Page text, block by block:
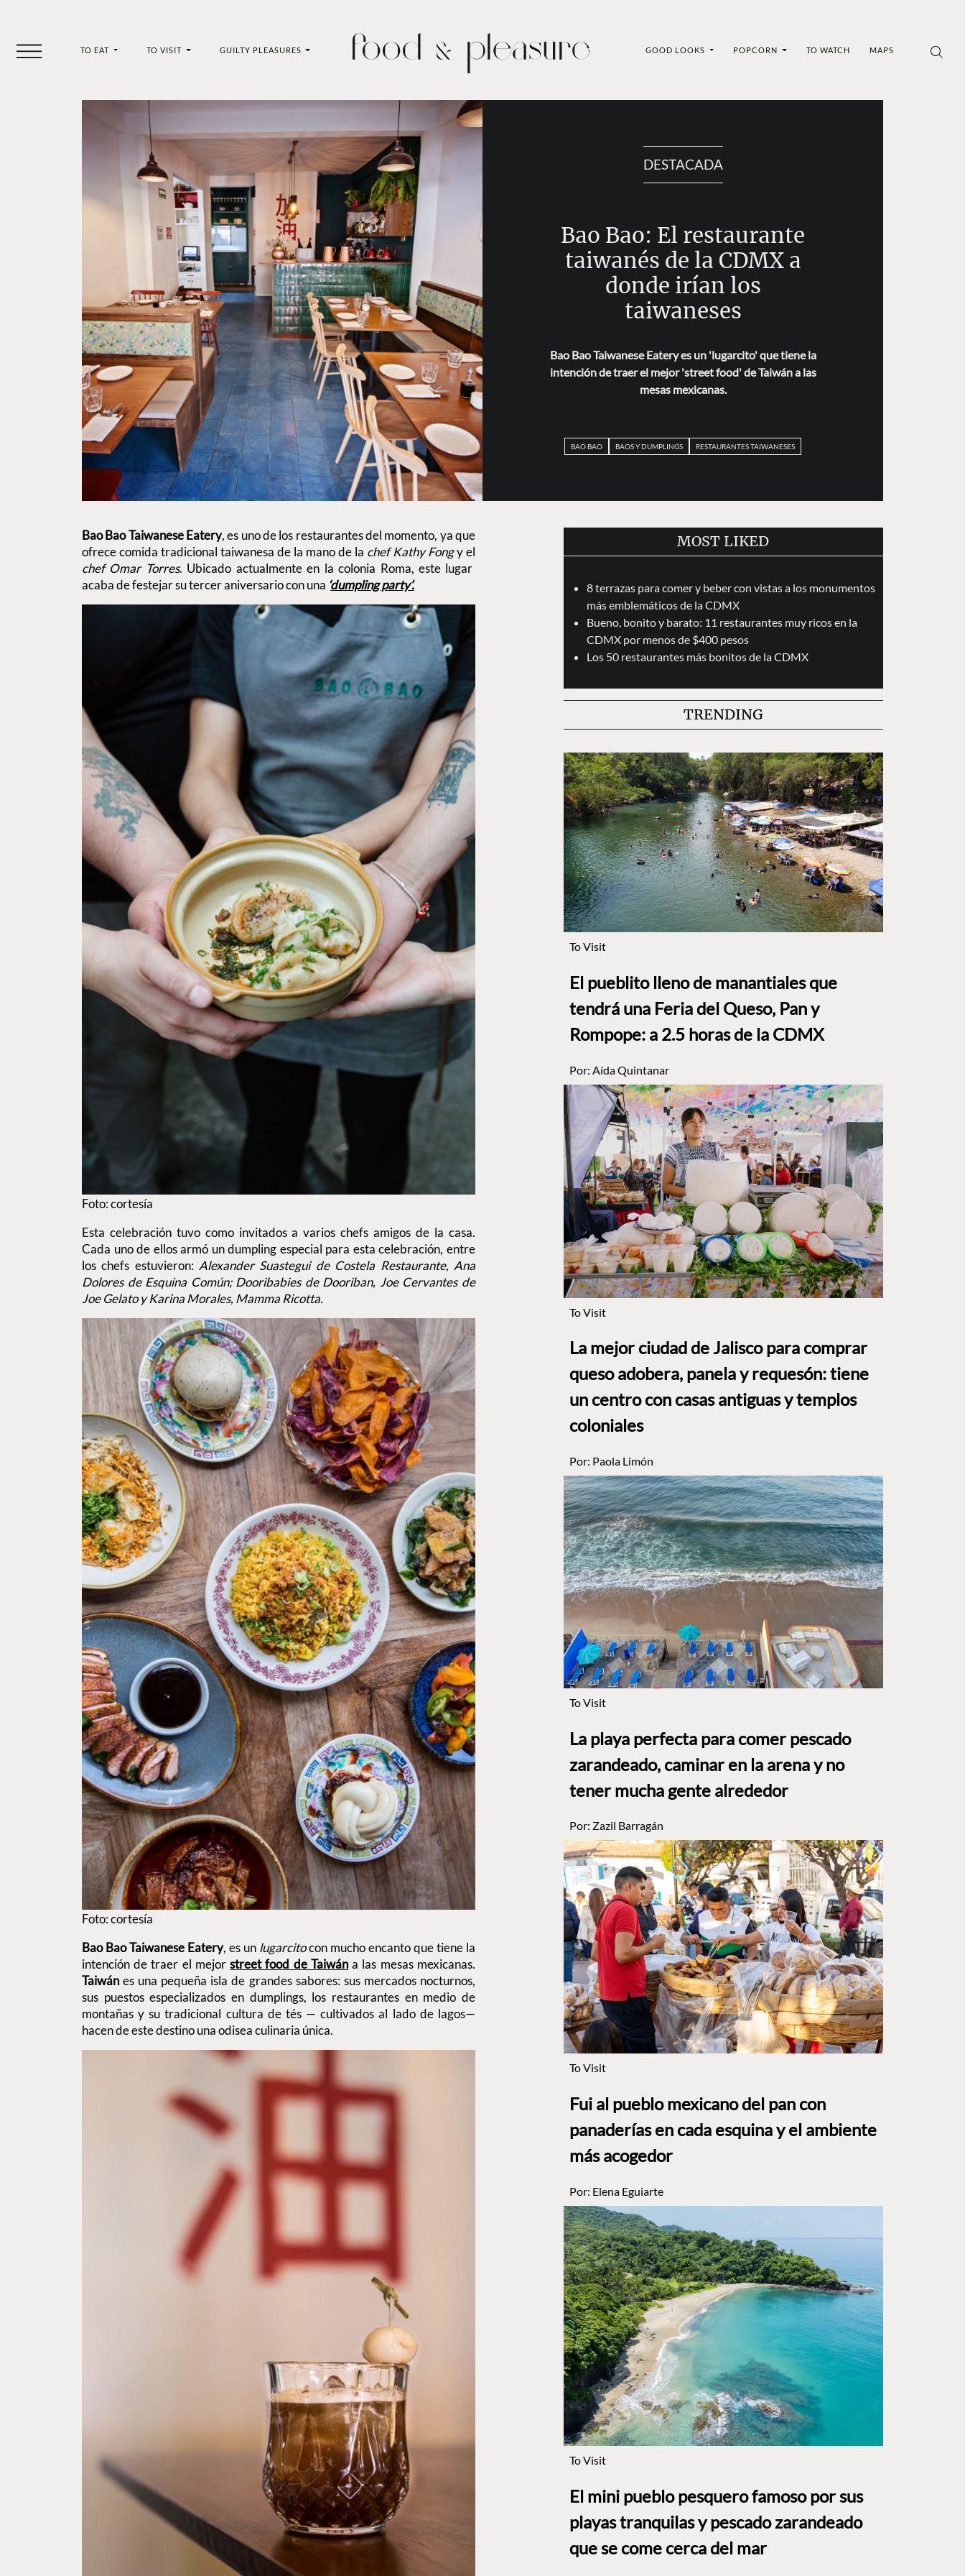
TO EAT TO VISIT GUILTY PLEASURES GOOD LOOKS POPCORN TO WATCH MAPS
DESTACADA
Bao Bao: El restaurante
taiwanés de la CDMX a
donde irían los
taiwaneses
Bao Bao Taiwanese Eatery es un 'lugarcito' que tiene la
intención de traer el mejor 'street food' de Taiwán a las
mesas mexicanas.
BAO BAO BAOS Y DUMPLINGS RESTAURANTES TAIWANESES
Bao Bao Taiwanese Eatery, es uno de los restaurantes del momento, ya que
ofrece comida tradicional taiwanesa de la mano de la chef Kathy Fongy el
chef Omar Torres. Ubicado actualmente en la colonia Roma, este lugar
acaba de festejar su tercer aniversario con una dumpling party’.
Foto: cortesía
Esta celebración tuvo como invitados a varios chefs amigos de la casa.
Cada uno de ellos armó un dumpling especial para esta celebración, entre
los chefs estuvieron: Alexander Suastegui de Costela Restaurante, Ana
Dolores de Esquina Común; Dooribabies de Dooriban, Joe Cervantes de
Joe Gelato y Karina Morales, Mamma Ricotta.
Foto: cortesía
Bao Bao Taiwanese Eatery, es un lugarcitocon mucho encanto que tiene la
intención de traer el mejorstreet food de Taiwána las mesas mexicanas.
Taiwánes una pequeña isla de grandes sabores: sus mercados nocturnos,
sus puestos especializados en dumplings, los restaurantes en medio de
montañas y su tradicional cultura de tés — cultivados al lado de lagos—
hacen de este destino una odisea culinaria única.
MOST LIKED
8 terrazas para comer y beber con vistas a los monumentos
más emblemáticos de la CDMX
Bueno, bonito y barato: 11 restaurantes muy ricos en la
CDMX por menos de $400 pesos
Los 50 restaurantes más bonitos de la CDMX
TRENDING
To Visit
El pueblito lleno de manantiales que
tendrá una Feria del Queso, Pan y
Rompope: a 2.5 horas de la CDMX
Por: Aída Quintanar
To Visit
La mejor ciudad de Jalisco para comprar
queso adobera, panela y requesón: tiene
un centro con casas antiguas y templos
coloniales
Por: Paola Limón
To Visit
La playa perfecta para comer pescado
zarandeado, caminar en la arena y no
tener mucha gente alrededor
Por: Zazil Barragán
To Visit
Fui al pueblo mexicano del pan con
panaderías en cada esquina y el ambiente
más acogedor
Por: Elena Eguiarte
To Visit
El mini pueblo pesquero famoso por sus
playas tranquilas y pescado zarandeado
que se come cerca del mar